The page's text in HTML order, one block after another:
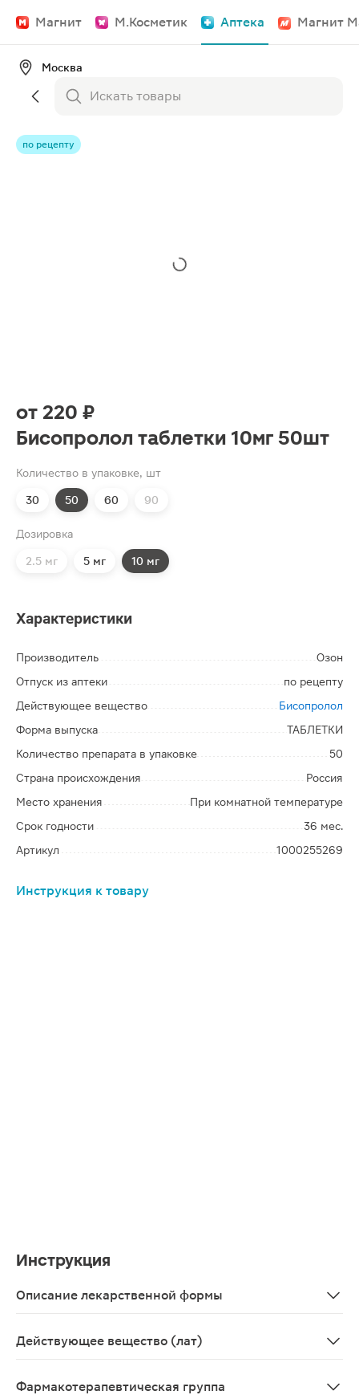
Магнит М.Косметик Аптека Магнит
Москва
по рецепту
от 220 ₽
Бисопролол таблетки 10мг 50шт
Количество в упаковке, шт
30 50 60 90
Дозировка
2.5 мг 5 мг 10 мг
Характеристики
Производитель
Озон
Отпуск из аптеки
по рецепту
Действующее вещество
Бисопролол
Форма выпуска
ТАБЛЕТКИ
Количество препарата в упаковке
50
Страна происхождения
Россия
Место хранения
При комнатной температуре
Срок годности
36 мес.
Артикул
1000255269
Инструкция к товару
Инструкция
Описание лекарственной формы
Действующее вещество (лат)
Фармакотерапевтическая группа